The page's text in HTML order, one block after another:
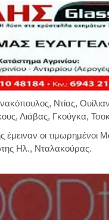
Ντίας,
Λιάβας, Γκούγκα,
έμειναν οι
Ηλ., Νταλακούρας.